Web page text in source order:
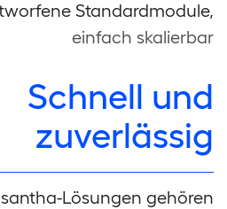
Standardmodule,
einfach skalierbar
Schnell und
zuverlässig
Lösungen gehören